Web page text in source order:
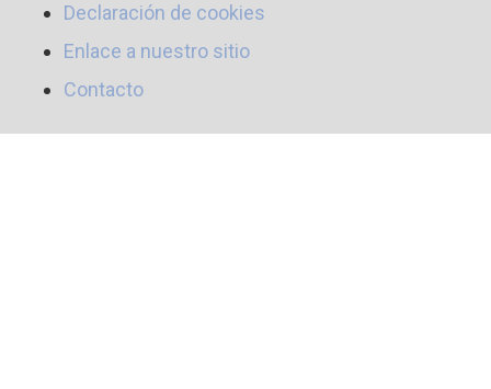
Declaración de cookies
Enlace a nuestro sitio
Contacto